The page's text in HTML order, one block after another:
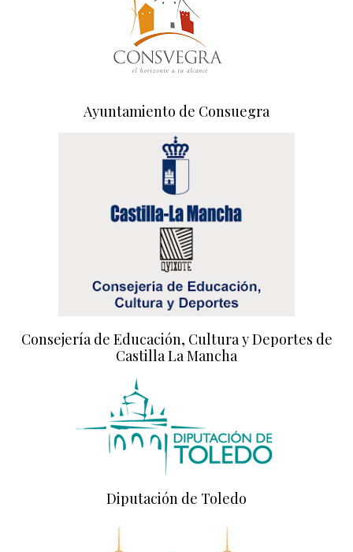
Ayuntamiento de Consuegra
Consejería de Educación, Cultura y Deportes de
Castilla La Mancha
Diputación de Toledo